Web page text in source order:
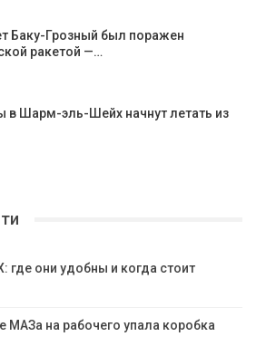
Баку-Грозный был поражен
ракетой —…
в Шарм-эль-Шейх начнут летать из
где они удобны и когда стоит
МАЗа на рабочего упала коробка